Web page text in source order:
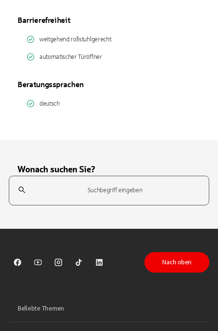
Barrierefreiheit
weitgehend rollstuhlgerecht
automatischer Türöffner
Beratungssprachen
deutsch
Wonach suchen Sie?
Suchfeld
Sparkasse auf Facebook
Sparkasse auf Youtube
Sparkasse auf Instagram
Sparkasse auf TikTok
Sparkasse auf LinkedIn
Nach oben
Beliebte Themen